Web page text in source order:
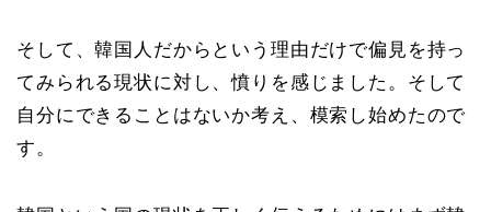
そして、韓国人だからという理由だけで偏見を持っ
てみられる現状に対し、憤りを感じました。そして
自分にできることはないか考え、模索し始めたので
す。